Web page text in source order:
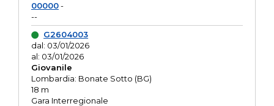
00000-
--
G2604003
dal: 03/01/2026
al: 03/01/2026
Giovanile
Lombardia: Bonate Sotto (BG)
18 m
Gara Interregionale